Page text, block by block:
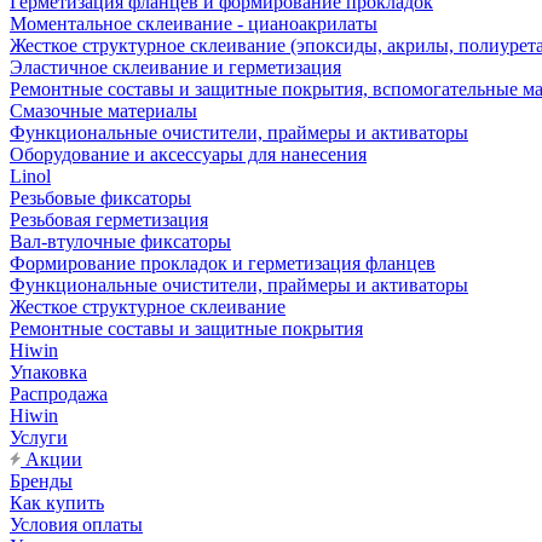
Моментальное склеивание - цианоакрилаты
Жесткое структурное склеивание (эпоксиды, акрилы,
Эластичное склеивание и герметизация
Ремонтные составы и защитные покрытия, вспомогательные
Смазочные материалы
Функциональные очистители, праймеры и активаторы
Оборудование и аксессуары для нанесения
Linol
Резьбовые фиксаторы
Резьбовая герметизация
Вал-втулочные фиксаторы
Формирование прокладок и герметизация фланцев
Функциональные очистители, праймеры и активаторы
Жесткое структурное склеивание
Ремонтные составы и защитные покрытия
Hiwin
Упаковка
Распродажа
Hiwin
Услуги
Акции
Бренды
Как купить
Условия оплаты